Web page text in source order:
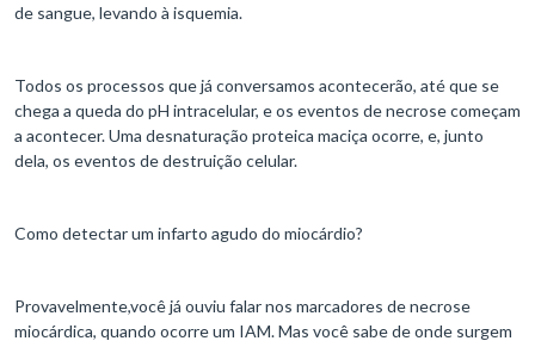
de sangue, levando à isquemia.
Todos os processos que já conversamos acontecerão, até que se
chega a queda do pH intracelular, e os eventos de necrose começam
a acontecer. Uma desnaturação proteica maciça ocorre, e, junto
dela, os eventos de destruição celular.
Como detectar um infarto agudo do miocárdio?
Provavelmente,você já ouviu falar nos marcadores de necrose
miocárdica, quando ocorre um IAM. Mas você sabe de onde surgem